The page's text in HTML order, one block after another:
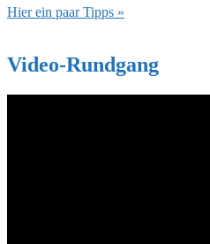
Hier ein paar Tipps »
Video-Rundgang